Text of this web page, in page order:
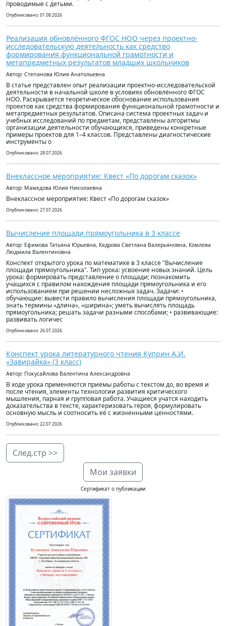
проводимые с детьми.
Опубликовано: 01.08.2026
Реализация обновлённого ФГОС НОО через проектно-
исследовательскую деятельность как средство
формирования функциональной грамотности и
метапредметных результатов младших школьников
Автор: Степанова Юлия Анатольевна
В статье представлен опыт реализации проектно-исследовательской
деятельности в начальной школе в условиях обновлённого ФГОС
НОО. Раскрывается теоретическое обоснование использования
проектов как средства формирования функциональной грамотности и
метапредметных результатов. Описана система проектных задач и
учебных исследований по предметам, представлены алгоритмы
организации деятельности обучающихся, приведены конкретные
примеры проектов для 1–4 классов. Представлены диагностические
инструменты о
Опубликовано: 28.07.2026
Внеклассное мероприятие: Квест «По дорогам сказок»
Автор: Мамедова Юлия Николаевна
Внеклассное мероприятие: Квест «По дорогам сказок»
Опубликовано: 27.07.2026
Вычисление площади прямоугольника в 3 классе
Автор: Ефимова Татьяна Юрьевна, Кедрова Светлана Валерьяновна, Комлева
Людмила Валентиновна
Конспект открытого урока по математике в 3 классе "Вычисление
площади прямоугольника". Тип урока: усвоение новых знаний. Цель
урока: формировать представление о площади; познакомить
учащихся с правилом нахождения площади прямоугольника и его
использованием при решении несложных задач. Задачи: •
обучающие: вывести правило вычисления площади прямоугольника,
знать термины «длина», «ширина»; уметь вычислять площадь
прямоугольника; решать задачи разными способами; • развивающие:
развивать логичес
Опубликовано: 26.07.2026
Конспект урока литературного чтения Куприн А.И.
«Завирайка» (3 класс)
Автор: Покусайлова Валентина Александровна
В ходе урока применяются приёмы работы с текстом до, во время и
после чтения, элементы технологии развития критического
мышления, парная и групповая работа. Учащиеся учатся находить
доказательства в тексте, характеризовать героя, формулировать
основную мысль и соотносить её с жизненными ценностями.
Опубликовано: 22.07.2026
След.стр >>
Мои заявки
Сертификат о публикации